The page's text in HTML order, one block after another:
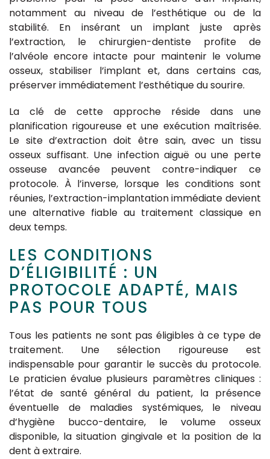
notamment au niveau de l’esthétique ou de la
stabilité. En insérant un implant juste après
l’extraction, le chirurgien-dentiste profite de
l’alvéole encore intacte pour maintenir le volume
osseux, stabiliser l’implant et, dans certains cas,
préserver immédiatement l’esthétique du sourire.
La clé de cette approche réside dans une
planification rigoureuse et une exécution maîtrisée.
Le site d’extraction doit être sain, avec un tissu
osseux suffisant. Une infection aiguë ou une perte
osseuse avancée peuvent contre-indiquer ce
protocole. À l’inverse, lorsque les conditions sont
réunies, l’extraction-implantation immédiate devient
une alternative fiable au traitement classique en
deux temps.
LES CONDITIONS
D’ÉLIGIBILITÉ : UN
PROTOCOLE ADAPTÉ, MAIS
PAS POUR TOUS
Tous les patients ne sont pas éligibles à ce type de
traitement. Une sélection rigoureuse est
indispensable pour garantir le succès du protocole.
Le praticien évalue plusieurs paramètres cliniques :
l’état de santé général du patient, la présence
éventuelle de maladies systémiques, le niveau
d’hygiène bucco-dentaire, le volume osseux
disponible, la situation gingivale et la position de la
dent à extraire.